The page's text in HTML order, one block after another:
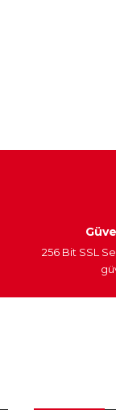
256 Bit SSL